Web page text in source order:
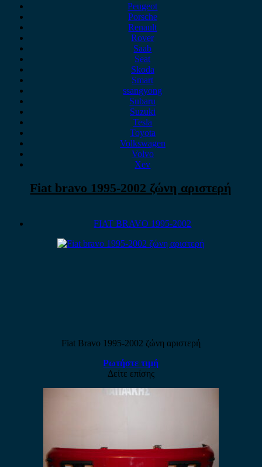
Peugeot
Porsche
Renault
Rover
Saab
Seat
Skoda
Smart
ssangyong
Subaru
Suzuki
Tesla
Toyota
Volkswagen
Volvo
Xev
Fiat bravo 1995-2002 ζώνη αριστερή
FIAT BRAVO 1995-2002
Fiat Bravo 1995-2002 ζώνη αριστερή
Ρωτήστε τιμή
Δείτε επίσης